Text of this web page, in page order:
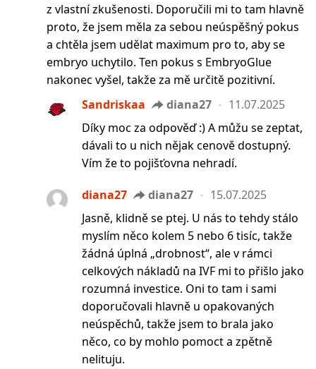
z vlastní zkušenosti. Doporučili mi to tam hlavně
proto, že jsem měla za sebou neúspěšný pokus
a chtěla jsem udělat maximum pro to, aby se
embryo uchytilo. Ten pokus s EmbryoGlue
nakonec vyšel, takže za mě určitě pozitivní.
Sandriskaa
diana27
11.07.2025
Díky moc za odpověď :) A můžu se zeptat,
dávali to u nich nějak cenově dostupný.
Vím že to pojišťovna nehradí.
diana27 diana27
15.07.2025
Jasně, klidně se ptej. U nás to tehdy stálo
myslím něco kolem 5 nebo 6 tisíc, takže
žádná úplná „drobnost“, ale v rámci
celkových nákladů na IVF mi to přišlo jako
rozumná investice. Oni to tam i sami
doporučovali hlavně u opakovaných
neúspěchů, takže jsem to brala jako
něco, co by mohlo pomoct a zpětně
nelituju.